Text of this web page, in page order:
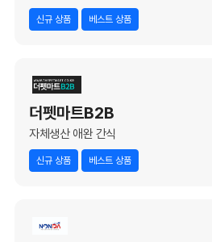
신규 상품 베스트 상품
더펫마트B2B
자체생산 애완 간식
신규 상품 베스트 상품